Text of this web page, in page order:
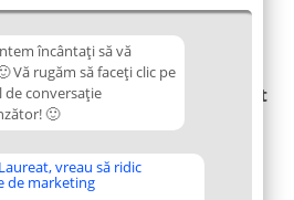
încântați să vă
Vă rugăm să faceți clic pe
de conversație
🙂
vreau să ridic
de marketing
Plebiscyt
Tuturor
Laureaților
Contact